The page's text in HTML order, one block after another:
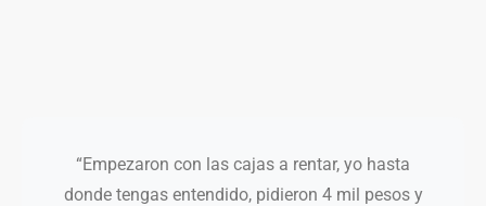
“Empezaron con las cajas a rentar, yo hasta
donde tengas entendido, pidieron 4 mil pesos y